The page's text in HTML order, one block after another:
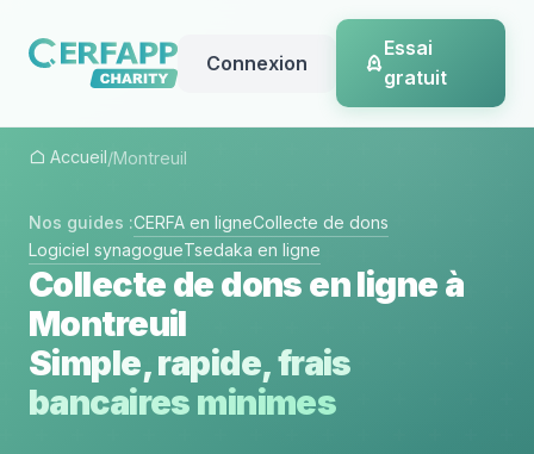
Connexion
Essai
gratuit
Accueil/Montreuil
Nos guides :CERFA en ligneCollecte de dons
Logiciel synagogueTsedaka en ligne
Collecte de dons en ligne à
Montreuil
Simple, rapide, frais
bancaires minimes